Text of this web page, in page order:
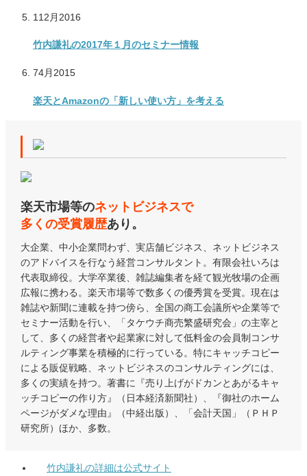
1 12月 2016
竹内謙礼の2017年１月のセミナー情報
74月 2015
楽天とAmazonの「新しい使い方」を考える
楽天市場等のネットビジネスで
多くの受賞履歴あり。
大企業、中小企業問わず、実店舗ビジネス、ネットビジネス
のアドバイスを行なう経営コンサルタント。有限会社いろは
代表取締役。大学卒業後、雑誌編集者を経て観光牧場の企画
広報に携わる。楽天市場等で数多くの優秀賞を受賞。現在は
雑誌や新聞に連載を持つ傍ら、全国の商工会議所や企業等で
セミナー活動を行い、「タケウチ商売繁盛研究会」の主宰と
して、多くの経営者や起業家に対して低料金の会員制コンサ
ルティング事業を積極的に行っている。特にキャッチコピー
による販促戦略、ネットビジネスのコンサルティングには、
多くの実績を持つ。著書に『売り上げがドカンとあがるキャ
ッチコピーの作り方』（日本経済新聞社）、『御社のホーム
ページがダメな理由』（中経出版）、「会計天国」（ＰＨＰ
研究所）ほか、多数。
竹内謙礼の詳細は公式サイト